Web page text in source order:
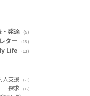
・発達 (5)
ター (13)
Life (11)
人支援 (23)
探求 (12)